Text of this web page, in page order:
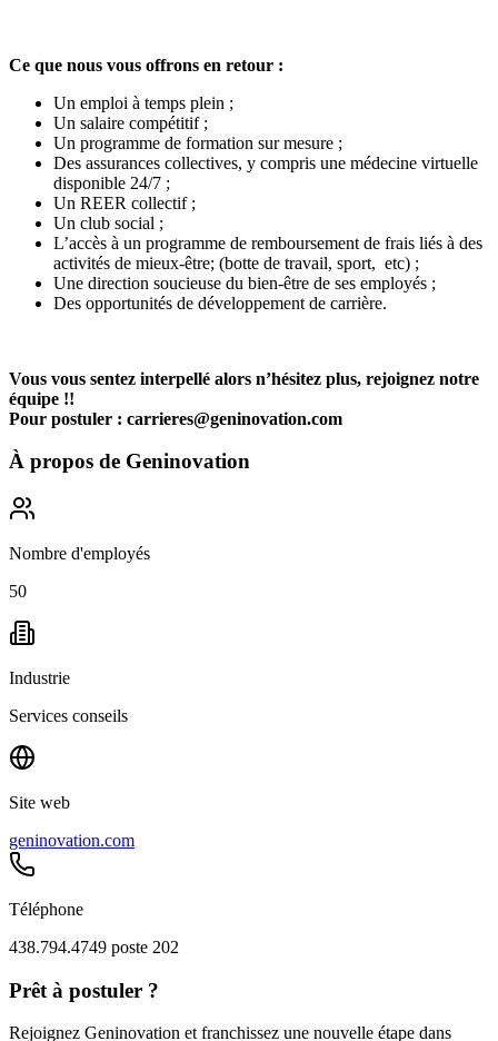
Ce que nous vous offrons en retour :
Un emploi à temps plein ;
Un salaire compétitif ;
Un programme de formation sur mesure ;
Des assurances collectives, y compris une médecine virtuelle
disponible 24/7 ;
Un REER collectif ;
Un club social ;
L’accès à un programme de remboursement de frais liés à des
activités de mieux-être; (botte de travail, sport, etc) ;
Une direction soucieuse du bien-être de ses employés ;
Des opportunités de développement de carrière.
Vous vous sentez interpellé alors n’hésitez plus, rejoignez notre
équipe !!
Pour postuler : carrieres@geninovation.com
À propos de Geninovation
Nombre d'employés
50
Industrie
Services conseils
Site web
geninovation.com
Téléphone
438.794.4749 poste 202
Prêt à postuler ?
Rejoignez Geninovation et franchissez une nouvelle étape dans